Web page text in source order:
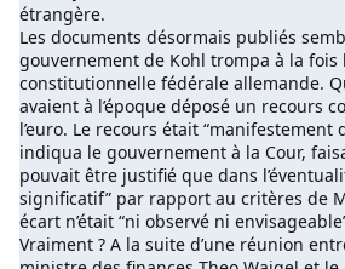
étrangère.
Les documents désormais publiés
gouvernement de Kohl trompa à la
constitutionnelle fédérale allemande.
avaient à l’époque déposé un recours
l’euro. Le recours était “manifestement
indiqua le gouvernement à la Cour,
pouvait être justifié que dans
significatif” par rapport au critères de
écart n’était “ni observé ni
Vraiment ? A la suite d’une réunion